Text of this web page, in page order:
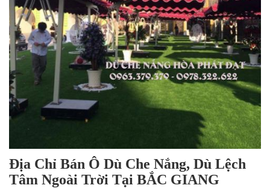
Địa Chỉ Bán Ô Dù Che Nắng, Dù Lệch
Tâm Ngoài Trời Tại BẮC GIANG